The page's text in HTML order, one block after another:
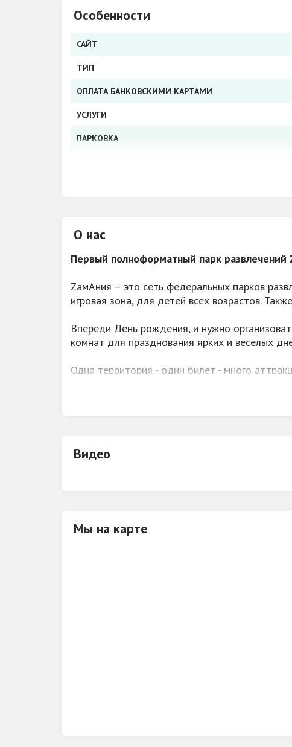
Особенности
САЙТ
ТИП
ОПЛАТА БАНКОВСКИМИ КАРТАМИ
УСЛУГИ
ПАРКОВКА
О нас
Первый полноформатный парк развлечений
ZамАния – это сеть федеральных парков
игровая зона, для детей всех возрастов.
Впереди День рождения, и нужно
комнат для празднования ярких и веселых
Одна территория - один билет - много
Видео
Мы на карте